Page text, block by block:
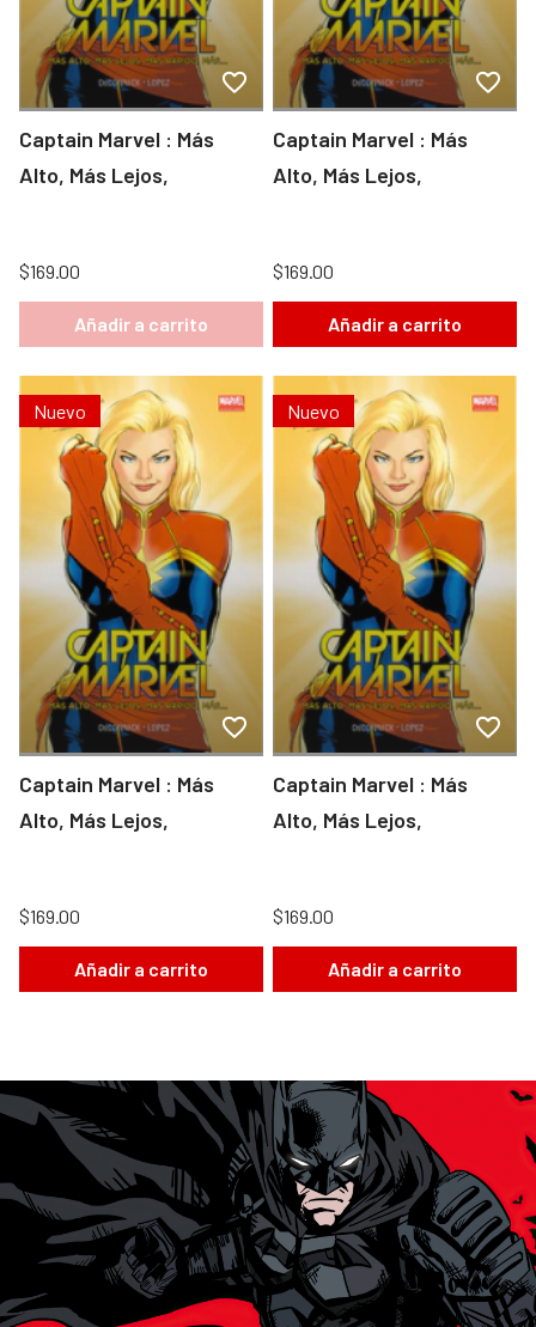
Captain Marvel : Más
Alto, Más Lejos,
$169.00
Añadir a carrito
Captain Marvel : Más
Alto, Más Lejos,
$169.00
Añadir a carrito
Nuevo
Captain Marvel : Más
Alto, Más Lejos,
$169.00
Añadir a carrito
Nuevo
Captain Marvel : Más
Alto, Más Lejos,
$169.00
Añadir a carrito